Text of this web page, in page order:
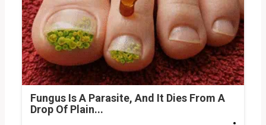
Fungus Is A Parasite, And It Dies From A
Drop Of Plain...